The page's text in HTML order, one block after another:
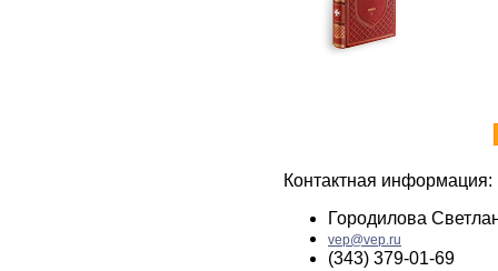
Контактная информация:
Городилова
vep@vep.ru
(343) 379-01-69